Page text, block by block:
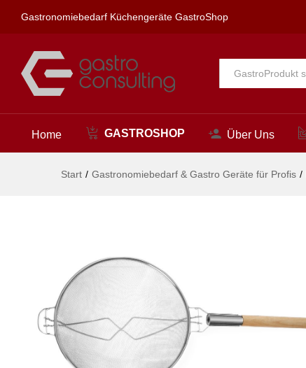
Gastronomiebedarf Küchengeräte GastroShop
Alle
Home GASTROSHOP Über Uns
Start / Gastronomiebedarf & Gastro Geräte für Profis /
Beschreibung